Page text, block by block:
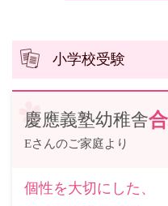
小学校受験
慶應義塾幼稚舎
Eさんのご家庭より
個性を大切にした、